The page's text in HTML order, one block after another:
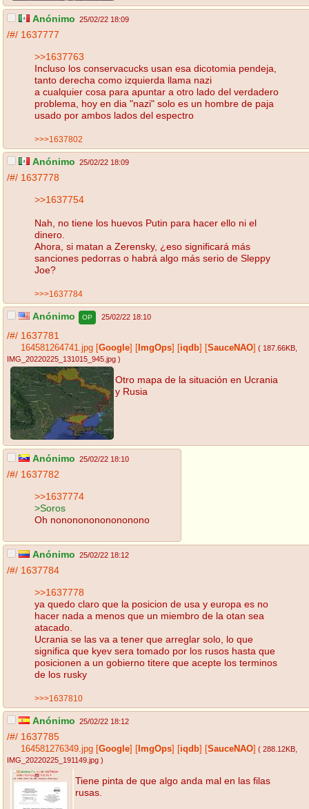
Anónimo 25/02/22 18:09
/#/ 1637777
>>1637763
Incluso los conservacucks usan esa dicotomia pendeja,
tanto derecha como izquierda llama nazi
a cualquier cosa para apuntar a otro lado del verdadero
problema, hoy en dia "nazi" solo es un hombre de paja
usado por ambos lados del espectro
>>>1637802
Anónimo 25/02/22 18:09
/#/ 1637778
>>1637754
Nah, no tiene los huevos Putin para hacer ello ni el
dinero.
Ahora, si matan a Zerensky, ¿eso significará más
sanciones pedorras o habrá algo más serio de Sleppy
Joe?
>>>1637784
Anónimo OP 25/02/22 18:10
/#/ 1637781
164581264741.jpg Google ImgOps iqdb SauceNAO ( 187.66KB
IMG_20220225_131015_945.jpg )
Otro mapa de la situación en Ucrania
y Rusia
Anónimo 25/02/22 18:10
/#/ 1637782
>>1637774
>Soros
Oh nonononononononono
Anónimo 25/02/22 18:12
/#/ 1637784
>>1637778
ya quedo claro que la posicion de usa y europa es no
hacer nada a menos que un miembro de la otan sea
atacado.
Ucrania se las va a tener que arreglar solo, lo que
significa que kyev sera tomado por los rusos hasta que
posicionen a un gobierno titere que acepte los terminos
de los rusky
>>>1637810
Anónimo 25/02/22 18:12
/#/ 1637785
164581276349.jpg Google ImgOps iqdb SauceNAO ( 288.12KB
IMG_20220225_191149.jpg )
Tiene pinta de que algo anda mal en las filas
rusas.